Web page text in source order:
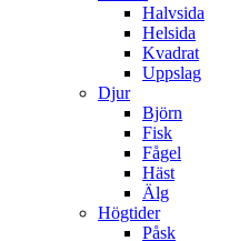
Halvsida
Helsida
Kvadrat
Uppslag
Djur
Björn
Fisk
Fågel
Häst
Älg
Högtider
Påsk